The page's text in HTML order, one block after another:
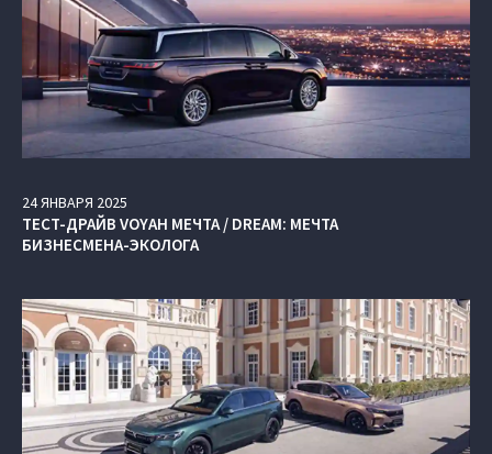
24ЯНВАРЯ 2025
ТЕСТ-ДРАЙВ VOYAH МЕЧТА / DREAM: МЕЧТА
БИЗНЕСМЕНА-ЭКОЛОГА